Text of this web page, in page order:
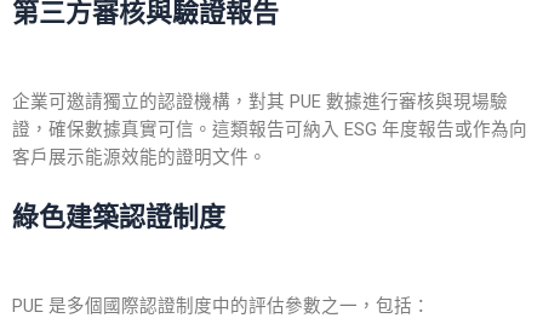
第三方審核與驗證報告
企業可邀請獨立的認證機構，對其 PUE 數據進行審核與現場驗
證，確保數據真實可信。這類報告可納入 ESG 年度報告或作為向
客戶展示能源效能的證明文件。
綠色建築認證制度
PUE 是多個國際認證制度中的評估參數之一，包括：